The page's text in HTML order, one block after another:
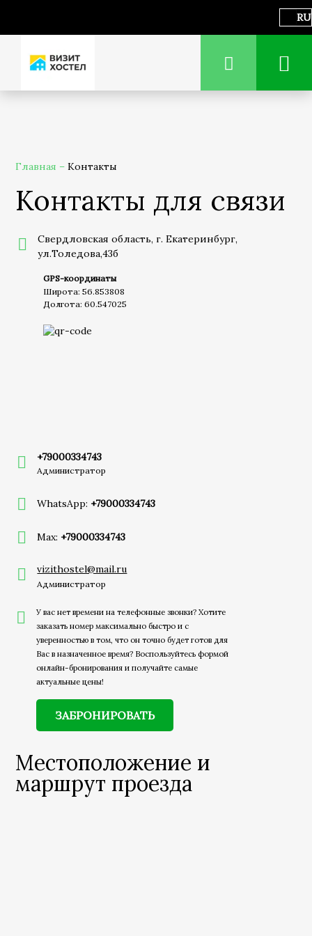
RU
Главная –Контакты
Контакты для связи
Свердловская область, г. Екатеринбург,
ул.Толедова,43б
GPS-координаты
Широта: 56.853808
Долгота: 60.547025
+79000334743
Администратор
WhatsApp: +79000334743
Max: +79000334743
vizithostel@mail.ru
Администратор
У вас нет времени на телефонные звонки? Хотите
заказать номер максимально быстро и с
уверенностью в том, что он точно будет готов для
Вас в назначенное время? Воспользуйтесь формой
онлайн-бронирования и получайте самые
актуальные цены!
ЗАБРОНИРОВАТЬ
Местоположение и
маршрут проезда